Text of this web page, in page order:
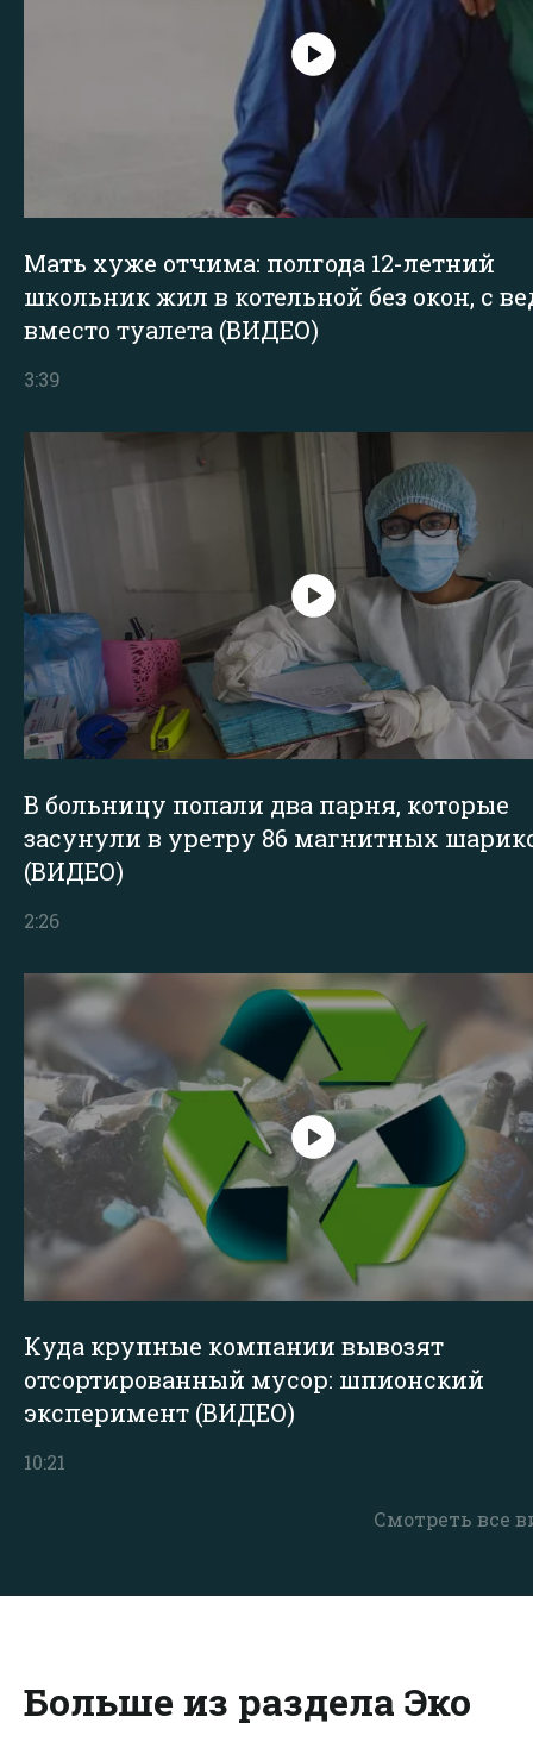
Смотреть все
Мать хуже отчима: полгода 12-летний
школьник жил в котельной без окон, с
вместо туалета (ВИДЕО)
3:39
В больницу попали два парня, которые
засунули в уретру 86 магнитных
(ВИДЕО)
2:26
Куда крупные компании вывозят
отсортированный мусор: шпионский
эксперимент (ВИДЕО)
10:21
Больше из раздела Эко